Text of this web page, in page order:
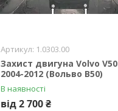
1.0303.00
Захист двигуна Volvo V50
2004-2012 (Вольво В50)
В наявності
від 2 700 ₴